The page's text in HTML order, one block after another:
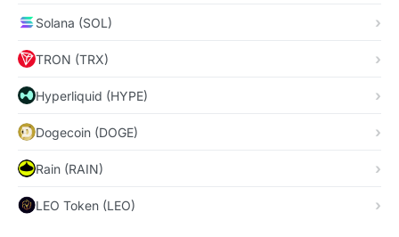
Solana (SOL)
TRON (TRX)
Hyperliquid (HYPE)
Dogecoin (DOGE)
Rain (RAIN)
LEO Token (LEO)